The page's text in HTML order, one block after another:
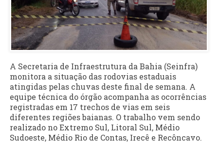
A Secretaria de Infraestrutura da Bahia (Seinfra)
monitora a situação das rodovias estaduais
atingidas pelas chuvas deste final de semana. A
equipe técnica do órgão acompanha as ocorrências
registradas em 17 trechos de vias em seis
diferentes regiões baianas. O trabalho vem sendo
realizado no Extremo Sul, Litoral Sul, Médio
Sudoeste, Médio Rio de Contas, Irecê e Recôncavo.